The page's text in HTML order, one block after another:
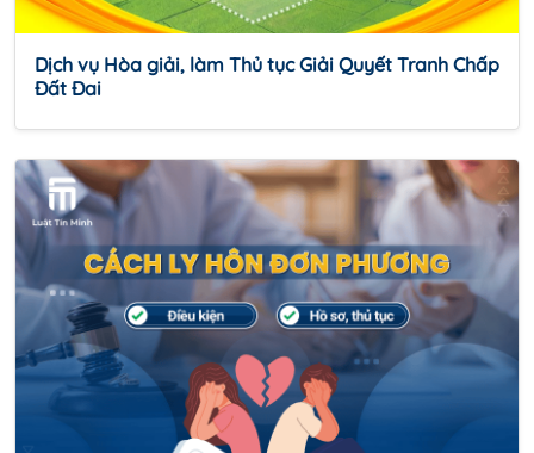
Dịch vụ Hòa giải, làm Thủ tục Giải Quyết Tranh Chấp
Đất Đai